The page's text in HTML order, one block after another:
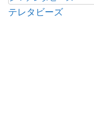
テレタビーズ